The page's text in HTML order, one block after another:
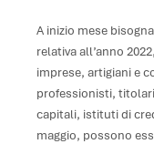
A inizio mese
relativa all’anno
imprese, artigiani e
professionisti,
capitali, istituti di
maggio, possono